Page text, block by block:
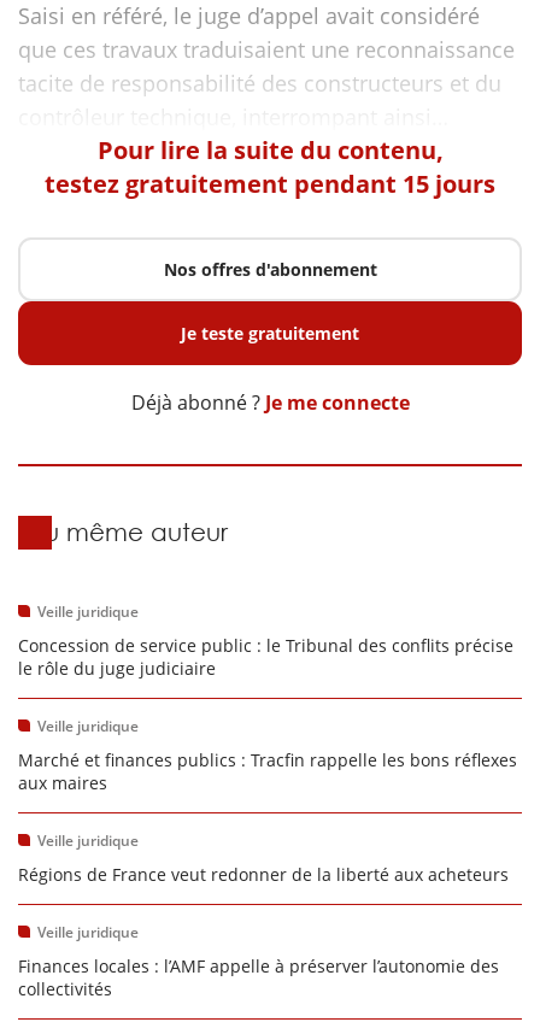
Saisi en référé, le juge d’appel avait considéré
que ces travaux traduisaient une reconnaissance
tacite de responsabilité des constructeurs et du
Pour lire la suite du contenu,
testez gratuitement pendant 15 jours
Nos offres d'abonnement
Je teste gratuitement
Déjà abonné ? Je me connecte
Du même auteur
Veille juridique
Concession de service public : le Tribunal des conflits précise
le rôle du juge judiciaire
Veille juridique
Marché et finances publics : Tracfin rappelle les bons réflexes
aux maires
Veille juridique
Régions de France veut redonner de la liberté aux acheteurs
Veille juridique
Finances locales : l’AMF appelle à préserver l’autonomie des
collectivités